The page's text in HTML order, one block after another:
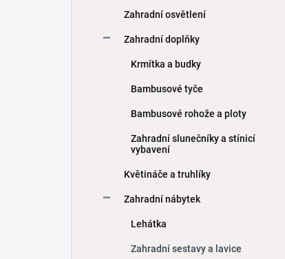
Zahradní osvětlení
Zahradní doplňky
Krmítka a budky
Bambusové tyče
Bambusové rohože a ploty
Zahradní slunečníky a stínicí
vybavení
Květináče a truhlíky
Zahradní nábytek
Lehátka
Zahradní sestavy a lavice